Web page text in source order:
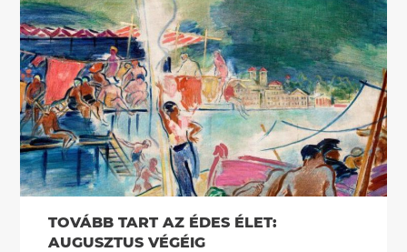
TOVÁBB TART AZ ÉDES ÉLET:
AUGUSZTUS VÉGÉIG